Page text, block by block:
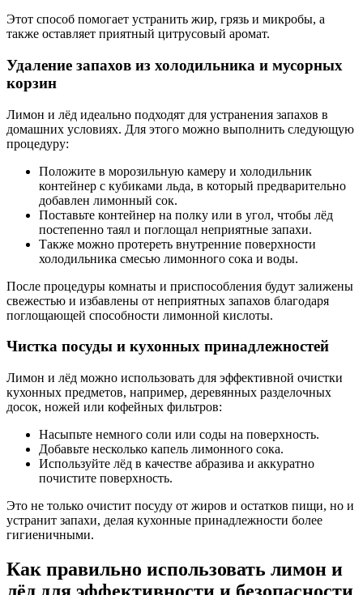
Этот способ помогает устранить жир, грязь и микробы, а
также оставляет приятный цитрусовый аромат.
Удаление запахов из холодильника и мусорных
корзин
Лимон и лёд идеально подходят для устранения запахов в
домашних условиях. Для этого можно выполнить следующую
процедуру:
Положите в морозильную камеру и холодильник
контейнер с кубиками льда, в который предварительно
добавлен лимонный сок.
Поставьте контейнер на полку или в угол, чтобы лёд
постепенно таял и поглощал неприятные запахи.
Также можно протереть внутренние поверхности
холодильника смесью лимонного сока и воды.
После процедуры комнаты и приспособления будут залижены
свежестью и избавлены от неприятных запахов благодаря
поглощающей способности лимонной кислоты.
Чистка посуды и кухонных принадлежностей
Лимон и лёд можно использовать для эффективной очистки
кухонных предметов, например, деревянных разделочных
досок, ножей или кофейных фильтров:
Насыпьте немного соли или соды на поверхность.
Добавьте несколько капель лимонного сока.
Используйте лёд в качестве абразива и аккуратно
почистите поверхность.
Это не только очистит посуду от жиров и остатков пищи, но и
устранит запахи, делая кухонные принадлежности более
гигиеничными.
Как правильно использовать лимон и